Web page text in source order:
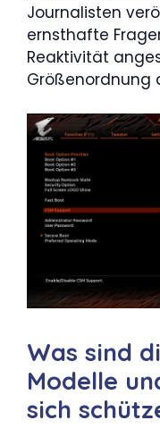
Journalisten
ernsthafte
Reaktivität
Größenordnung
Was sind
Modelle
sich